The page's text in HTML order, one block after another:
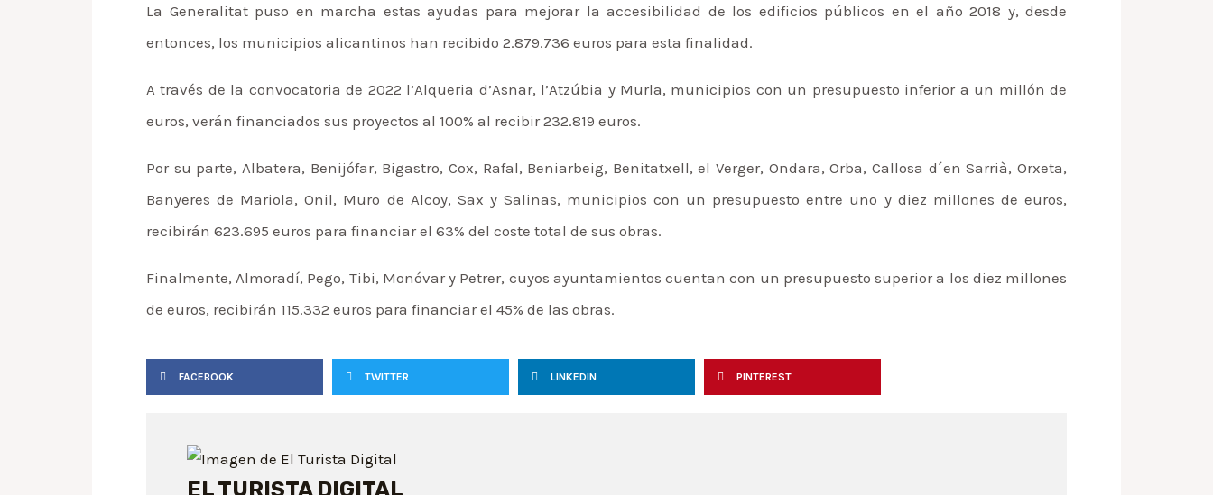
La Generalitat puso en marcha estas ayudas para mejorar la accesibilidad de los edificios públicos en el año 2018 y, desde
entonces, los municipios alicantinos han recibido 2.879.736 euros para esta finalidad.
A través de la convocatoria de 2022 l’Alqueria d’Asnar, l’Atzúbia y Murla, municipios con un presupuesto inferior a un millón de
euros, verán financiados sus proyectos al 100% al recibir 232.819 euros.
Por su parte, Albatera, Benijófar, Bigastro, Cox, Rafal, Beniarbeig, Benitatxell, el Verger, Ondara, Orba, Callosa d´en Sarrià, Orxeta,
Banyeres de Mariola, Onil, Muro de Alcoy, Sax y Salinas, municipios con un presupuesto entre uno y diez millones de euros,
recibirán 623.695 euros para financiar el 63% del coste total de sus obras.
Finalmente, Almoradí, Pego, Tibi, Monóvar y Petrer, cuyos ayuntamientos cuentan con un presupuesto superior a los diez millones
de euros, recibirán 115.332 euros para financiar el 45% de las obras.
FACEBOOK TWITTER LINKEDIN PINTEREST
EL TURISTA DIGITAL